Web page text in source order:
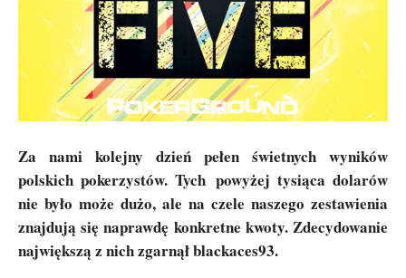
Za nami kolejny dzień pełen świetnych wyników
polskich pokerzystów. Tych powyżej tysiąca dolarów
nie było może dużo, ale na czele naszego zestawienia
znajdują się naprawdę konkretne kwoty. Zdecydowanie
największą z nich zgarnął blackaces93.